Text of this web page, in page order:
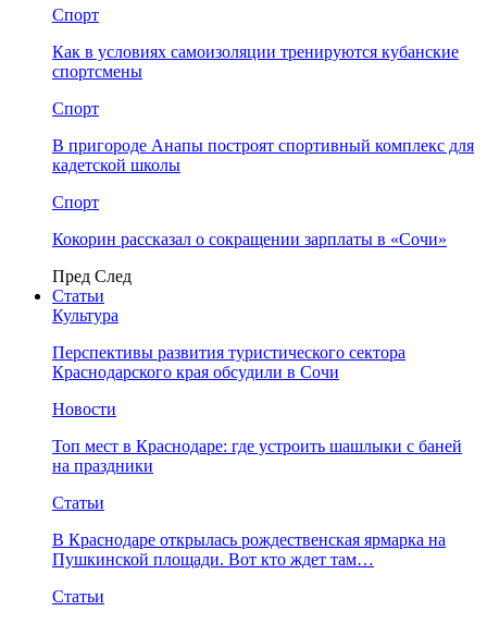
Спорт
Как в условиях самоизоляции тренируются кубанские
спортсмены
Спорт
В пригороде Анапы построят спортивный комплекс для
кадетской школы
Спорт
Кокорин рассказал о сокращении зарплаты в «Сочи»
Пред След
Статьи
Культура
Перспективы развития туристического сектора
Краснодарского края обсудили в Сочи
Новости
Топ мест в Краснодаре: где устроить шашлыки с баней
на праздники
Статьи
В Краснодаре открылась рождественская ярмарка на
Пушкинской площади. Вот кто ждет там…
Статьи